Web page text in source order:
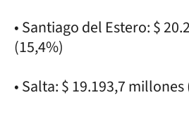
• Santiago del Estero: $
(15,4%)
• Salta: $ 19.193,7 millones